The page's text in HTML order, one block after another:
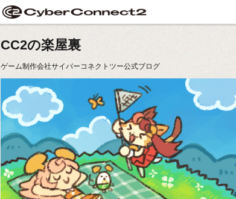
CC2の楽屋裏
ゲーム制作会社サイバーコネクトツー公式ブログ